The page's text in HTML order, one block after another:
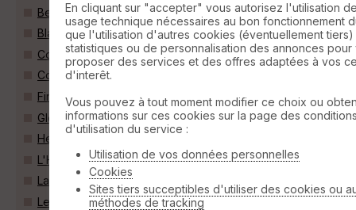
Beuvillers (14100)
Blangy-le-Château (14130)
Courtonne-la-Meurdrac (14100)
Courtonne-les-Deux-Églises (14290)
Firfol (14100)
Glos (14100)
Hermival-les-Vaux (14100)
L'Hôtellerie (14100)
La Chapelle-Yvon (14290)
Le Breuil-en-Auge (14130)
En cliquant sur "accepter" vous autorisez l'utilisation
usage technique nécessaires au bon fonctionnement
que l'utilisation d'autres cookies (éventuellement
statistiques ou de personnalisation des annonces pour
proposer des services et des offres adaptées à vos
d'interêt.
Vous pouvez à tout moment modifier ce choix ou
informations sur ces cookies sur la page des
d'utilisation du service :
Utilisation de vos données personnelles
Cookies
Sites tiers succeptibles d'utiliser des cookies ou
méthodes de tracking